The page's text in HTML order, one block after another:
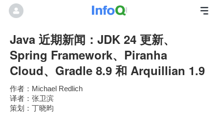
Java 近期新闻：JDK 24 更新、
Spring Framework、Piranha
Cloud、Gradle 8.9 和 Arquillian 1.9
Michael Redlich
张卫滨
丁晓昀